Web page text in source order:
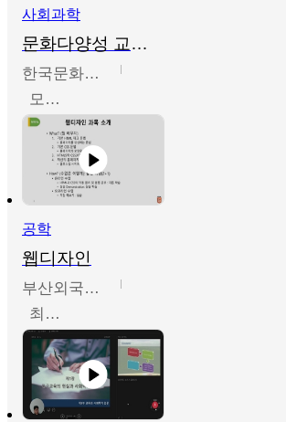
사회과학
문화다양성 교육의 이해
한국문화예술교육진흥원
모경환,성상환,정문성
공학
웹디자인
부산외국어대학교
최진오